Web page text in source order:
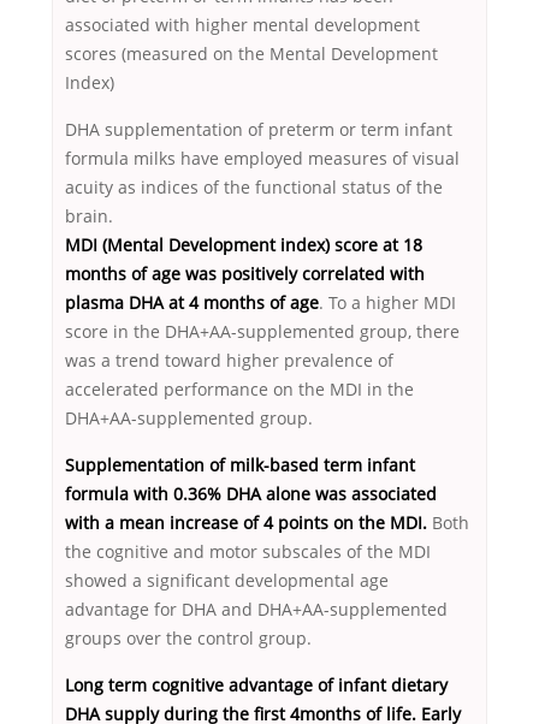
associated with higher mental development
scores (measured on the Mental Development
Index)
DHA supplementation of preterm or term infant
formula milks have employed measures of visual
acuity as indices of the functional status of the
brain.
MDI (Mental Development index) score at 18
months of age was positively correlated with
plasma DHA at 4 months of age. To a higher MDI
score in the DHA+AA-supplemented group, there
was a trend toward higher prevalence of
accelerated performance on the MDI in the
DHA+AA-supplemented group.
Supplementation of milk-based term infant
formula with 0.36% DHA alone was associated
with a mean increase of 4 points on the MDI. Both
the cognitive and motor subscales of the MDI
showed a significant developmental age
advantage for DHA and DHA+AA-supplemented
groups over the control group.
Long term cognitive advantage of infant dietary
DHA supply during the first 4months of life. Early